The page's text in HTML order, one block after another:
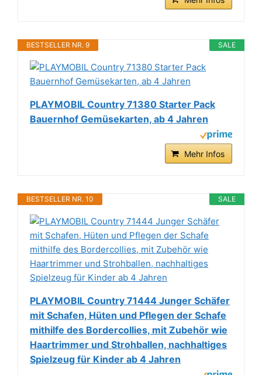
SALE
BESTSELLER NR. 9
PLAYMOBIL Country 71380 Starter Pack
Bauernhof Gemüsekarten, ab 4 Jahren
Mehr Infos
SALE
BESTSELLER NR. 10
PLAYMOBIL Country 71444 Junger Schäfer
mit Schafen, Hüten und Pflegen der Schafe
mithilfe des Bordercollies, mit Zubehör wie
Haartrimmer und Strohballen, nachhaltiges
Spielzeug für Kinder ab 4 Jahren